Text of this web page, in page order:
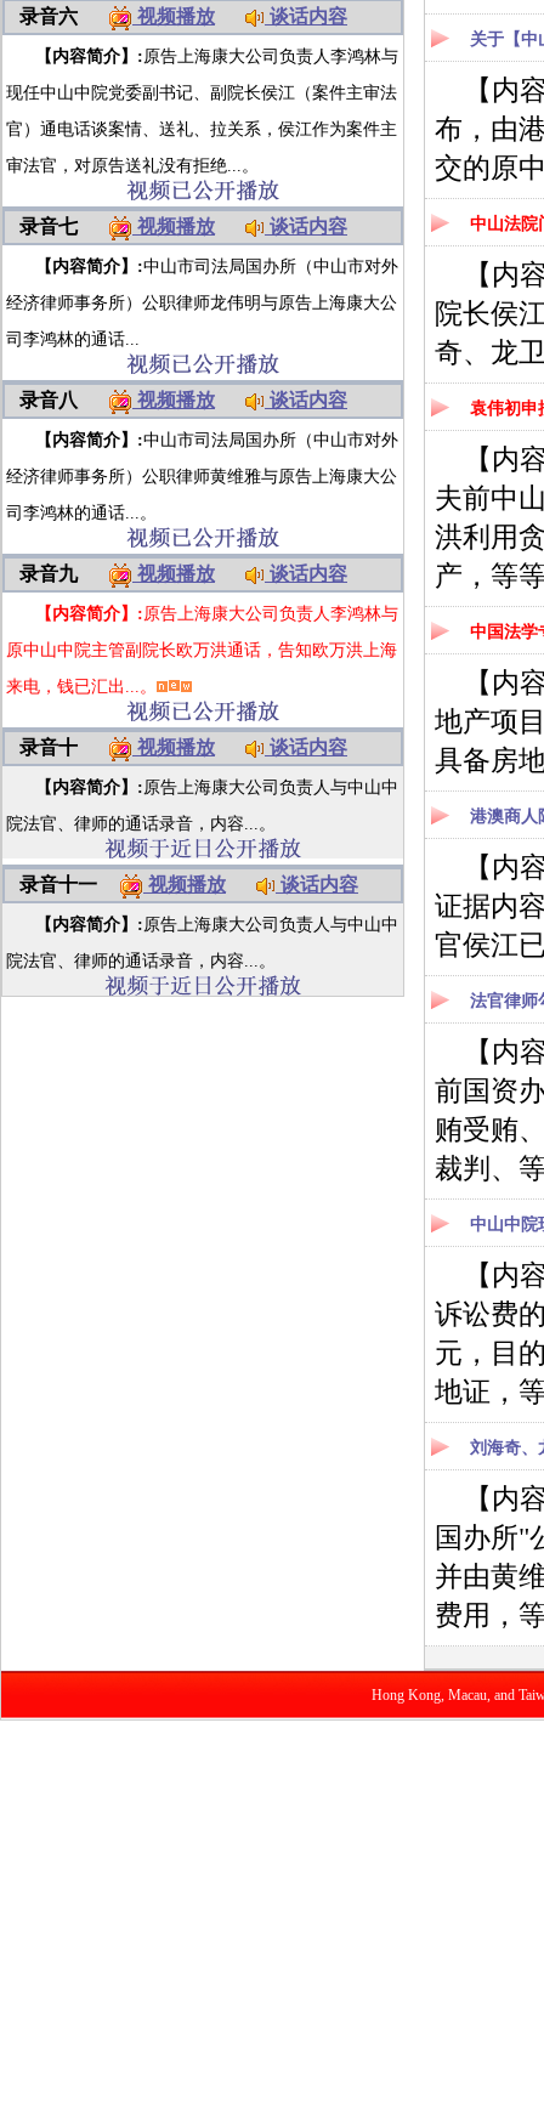
录音六 视频播放 谈话内容
【内容简介】:原告上海康大公司负责人李鸿林与
现任中山中院党委副书记、副院长侯江（案件主审法
官）通电话谈案情、送礼、拉关系，侯江作为案件主
审法官，对原告送礼没有拒绝...。
录音七 视频播放 谈话内容
【内容简介】:中山市司法局国办所（中山市对外
经济律师事务所）公职律师龙伟明与原告上海康大公
司李鸿林的通话...
录音八 视频播放 谈话内容
【内容简介】:中山市司法局国办所（中山市对外
经济律师事务所）公职律师黄维雅与原告上海康大公
司李鸿林的通话...。
录音九 视频播放 谈话内容
【内容简介】:原告上海康大公司负责人李鸿林与
原中山中院主管副院长欧万洪通话，告知欧万洪上海
来电，钱已汇出...。
录音十 视频播放 谈话内容
【内容简介】:原告上海康大公司负责人与中山中
院法官、律师的通话录音，内容...。
录音十一 视频播放 谈话内容
【内容简介】:原告上海康大公司负责人与中山中
院法官、律师的通话录音，内容...。
关于【中
【内
布，由
交的原
中山法院
【内
院长侯
奇、龙
袁伟初申
【内
夫前中
洪利用
产，等
中国法学
【内
地产项
具备房
港澳商人
【内
证据内
官侯江
法官律师
【内
前国资
贿受贿
裁判、
中山中院
【内
诉讼费
元，目
地证，
刘海奇、
【内
国办所"
并由黄
费用，
Hong Kong, Macau, and